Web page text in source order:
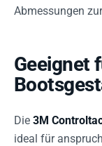
Abmessungen
Geeignet
Die 3M
ideal für